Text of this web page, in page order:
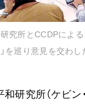
座談会御書ｅ
小説『新・人間
要旨
究所とCCDPによ
を巡り意見を交わし
研究所（ケビン